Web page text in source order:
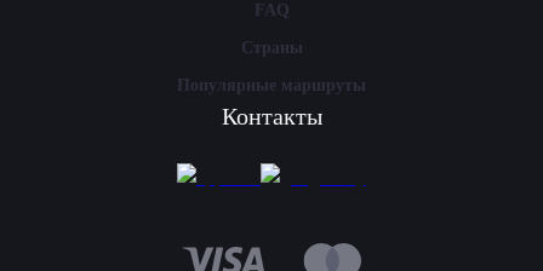
FAQ
Страны
Популярные маршруты
Контакты